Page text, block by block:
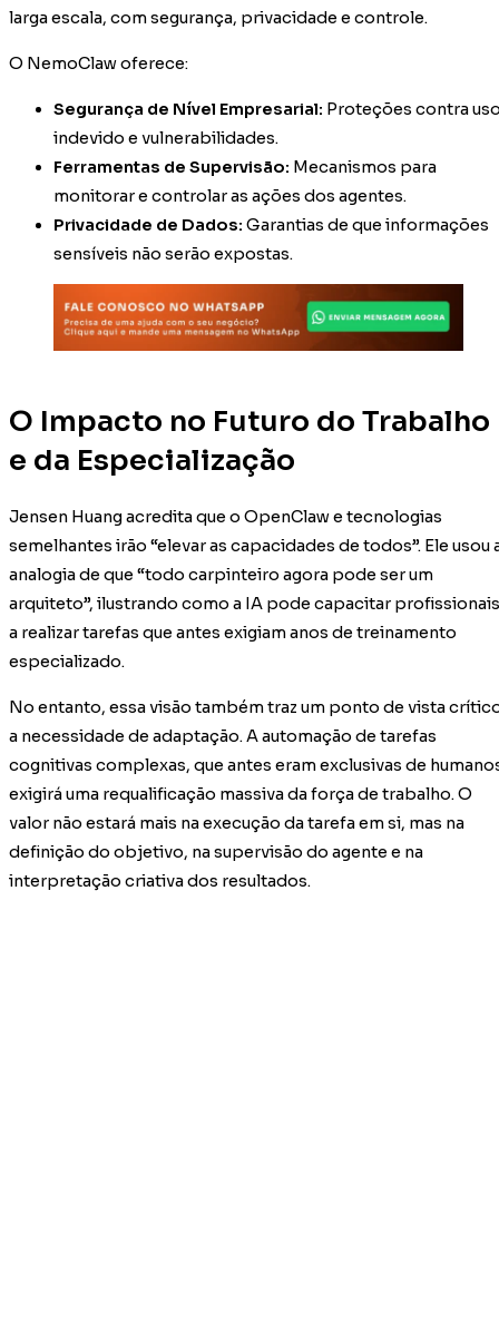
larga escala, com segurança, privacidade e controle.
O NemoClaw oferece:
Segurança de Nível Empresarial: Proteções contra
indevido e vulnerabilidades.
Ferramentas de Supervisão: Mecanismos para
monitorar e controlar as ações dos agentes.
Privacidade de Dados: Garantias de que informações
sensíveis não serão expostas.
O Impacto no Futuro do Trabalho
e da Especialização
Jensen Huang acredita que o OpenClaw e tecnologias
semelhantes irão “elevar as capacidades de todos”. Ele usou
analogia de que “todo carpinteiro agora pode ser um
arquiteto”, ilustrando como a IA pode capacitar profissionais
a realizar tarefas que antes exigiam anos de treinamento
especializado.
No entanto, essa visão também traz um ponto de vista
a necessidade de adaptação. A automação de tarefas
cognitivas complexas, que antes eram exclusivas de
exigirá uma requalificação massiva da força de trabalho. O
valor não estará mais na execução da tarefa em si, mas na
definição do objetivo, na supervisão do agente e na
interpretação criativa dos resultados.